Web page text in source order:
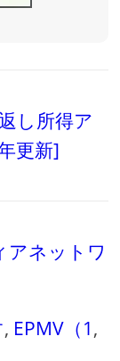
し所得ア
更新]
アネットワ
, EPMV（1,